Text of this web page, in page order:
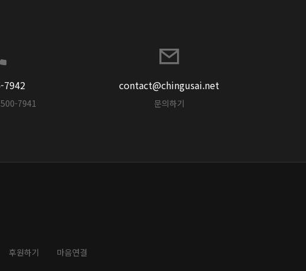
7942
7941
contact@chingusai.net
문의하기
후원하기 마음연결